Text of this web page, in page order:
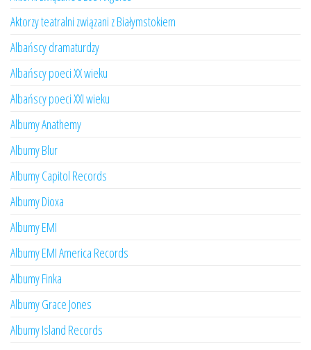
Aktorzy teatralni związani z Białymstokiem
Albańscy dramaturdzy
Albańscy poeci XX wieku
Albańscy poeci XXI wieku
Albumy Anathemy
Albumy Blur
Albumy Capitol Records
Albumy Dioxa
Albumy EMI
Albumy EMI America Records
Albumy Finka
Albumy Grace Jones
Albumy Island Records